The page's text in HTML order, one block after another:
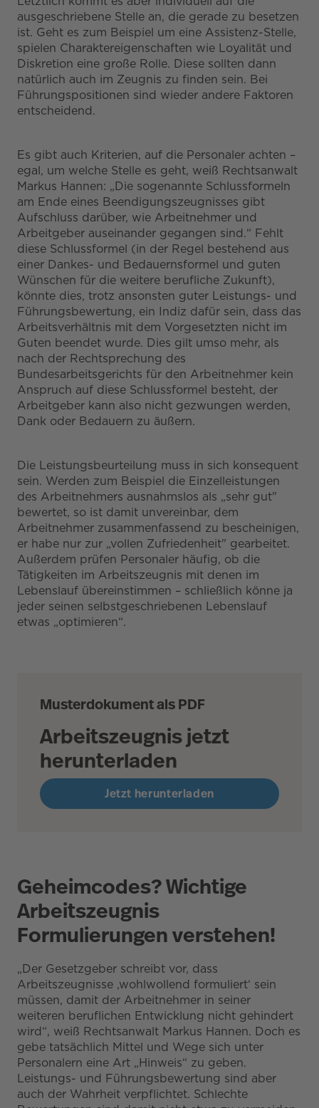
ausgeschriebene Stelle an, die gerade zu besetzen
ist. Geht es zum Beispiel um eine Assistenz-Stelle,
spielen Charaktereigenschaften wie Loyalität und
Diskretion eine große Rolle. Diese sollten dann
natürlich auch im Zeugnis zu finden sein. Bei
Führungspositionen sind wieder andere Faktoren
entscheidend.
Es gibt auch Kriterien, auf die Personaler achten –
egal, um welche Stelle es geht, weiß Rechtsanwalt
Markus Hannen: „Die sogenannte Schlussformeln
am Ende eines Beendigungszeugnisses gibt
Aufschluss darüber, wie Arbeitnehmer und
Arbeitgeber auseinander gegangen sind.“ Fehlt
diese Schlussformel (in der Regel bestehend aus
einer Dankes- und Bedauernsformel und guten
Wünschen für die weitere berufliche Zukunft),
könnte dies, trotz ansonsten guter Leistungs- und
Führungsbewertung, ein Indiz dafür sein, dass das
Arbeitsverhältnis mit dem Vorgesetzten nicht im
Guten beendet wurde. Dies gilt umso mehr, als
nach der Rechtsprechung des
Bundesarbeitsgerichts für den Arbeitnehmer kein
Anspruch auf diese Schlussformel besteht, der
Arbeitgeber kann also nicht gezwungen werden,
Dank oder Bedauern zu äußern.
Die Leistungsbeurteilung muss in sich konsequent
sein. Werden zum Beispiel die Einzelleistungen
des Arbeitnehmers ausnahmslos als „sehr gut"
bewertet, so ist damit unvereinbar, dem
Arbeitnehmer zusammenfassend zu bescheinigen,
er habe nur zur „vollen Zufriedenheit" gearbeitet.
Außerdem prüfen Personaler häufig, ob die
Tätigkeiten im Arbeitszeugnis mit denen im
Lebenslauf übereinstimmen – schließlich könne ja
jeder seinen selbstgeschriebenen Lebenslauf
etwas „optimieren“.
Musterdokument als PDF
Arbeitszeugnis jetzt
herunterladen
Jetzt herunterladen
Geheimcodes? Wichtige
Arbeitszeugnis
Formulierungen verstehen!
„Der Gesetzgeber schreibt vor, dass
Arbeitszeugnisse ‚wohlwollend formuliert‘ sein
müssen, damit der Arbeitnehmer in seiner
weiteren beruflichen Entwicklung nicht gehindert
wird“, weiß Rechtsanwalt Markus Hannen. Doch es
gebe tatsächlich Mittel und Wege sich unter
Personalern eine Art „Hinweis“ zu geben.
Leistungs- und Führungsbewertung sind aber
auch der Wahrheit verpflichtet. Schlechte